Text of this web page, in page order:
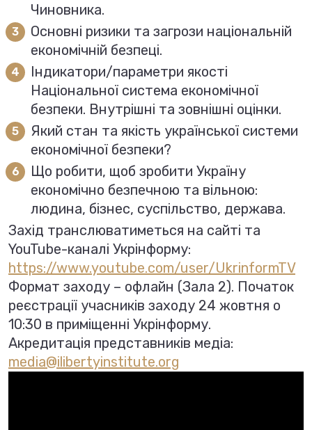
Чиновника.
Основні ризики та загрози національній
економічній безпеці.
Індикатори/параметри якості
Національної система економічної
безпеки. Внутрішні та зовнішні оцінки.
Який стан та якість української системи
економічної безпеки?
Що робити, щоб зробити Україну
економічно безпечною та вільною:
людина, бізнес, суспільство, держава.
Захід транслюватиметься на сайті та
YouTube-каналі Укрінформу:
https://www.youtube.com/user/UkrinformTV
Формат заходу – офлайн (Зала 2). Початок
реєстрації учасників заходу 24 жовтня о
10:30 в приміщенні Укрінформу.
Акредитація представників медіа:
media@ilibertyinstitute.org